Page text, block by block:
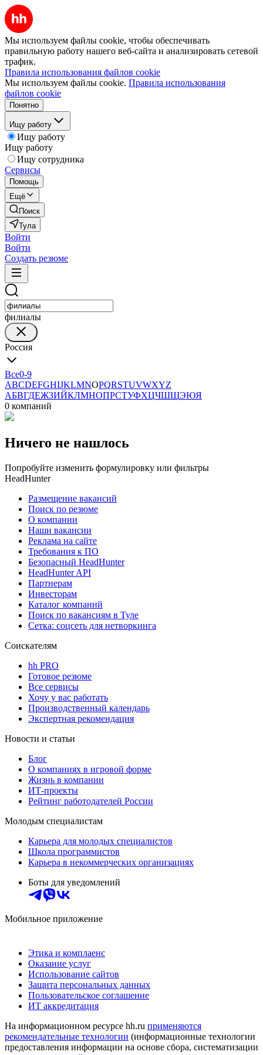
Мы используем файлы cookie, чтобы обеспечивать
правильную работу нашего веб-сайта и анализировать сетевой
трафик.
Правила использования файлов cookie
Мы используем файлы cookie. Правила использования
файлов cookie
Понятно
Ищу работу
Ищу работу
Ищу работу
Ищу сотрудника
Сервисы
Помощь
Ещё
Поиск
Тула
Войти
Войти
Создать резюме
филиалы
Россия
Все0-9
ABCDEFGHIJKLMNOPQRSTUVWXYZ
АБВГДЕЖЗИЙКЛМНОПРСТУФХЦЧШЩЭЮЯ
0 компаний
Ничего не нашлось
Попробуйте изменить формулировку или фильтры
HeadHunter
Размещение вакансий
Поиск по резюме
О компании
Наши вакансии
Реклама на сайте
Требования к ПО
Безопасный HeadHunter
HeadHunter API
Партнерам
Инвесторам
Каталог компаний
Поиск по вакансиям в Туле
Сетка: соцсеть для нетворкинга
Соискателям
hh PRO
Готовое резюме
Все сервисы
Хочу у вас работать
Производственный календарь
Экспертная рекомендация
Новости и статьи
Блог
О компаниях в игровой форме
Жизнь в компании
ИТ-проекты
Рейтинг работодателей России
Молодым специалистам
Карьера для молодых специалистов
Школа программистов
Карьера в некоммерческих организациях
Боты для уведомлений
Мобильное приложение
Этика и комплаенс
Оказание услуг
Использование сайтов
Защита персональных данных
Пользовательское соглашение
ИТ аккредитация
На информационном ресурсе hh.ru применяются
рекомендательные технологии (информационные технологии
предоставления информации на основе сбора, систематизации